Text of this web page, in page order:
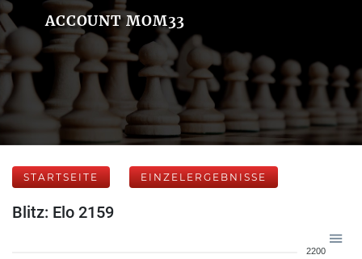
ACCOUNT MOM33
STARTSEITE EINZELERGEBNISSE
Blitz: Elo 2159
2200